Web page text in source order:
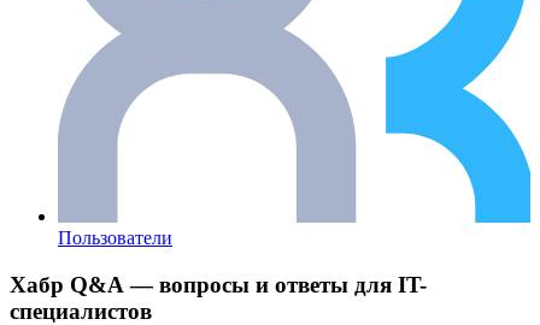
Пользователи
Хабр Q&A — вопросы и ответы для IT-
специалистов